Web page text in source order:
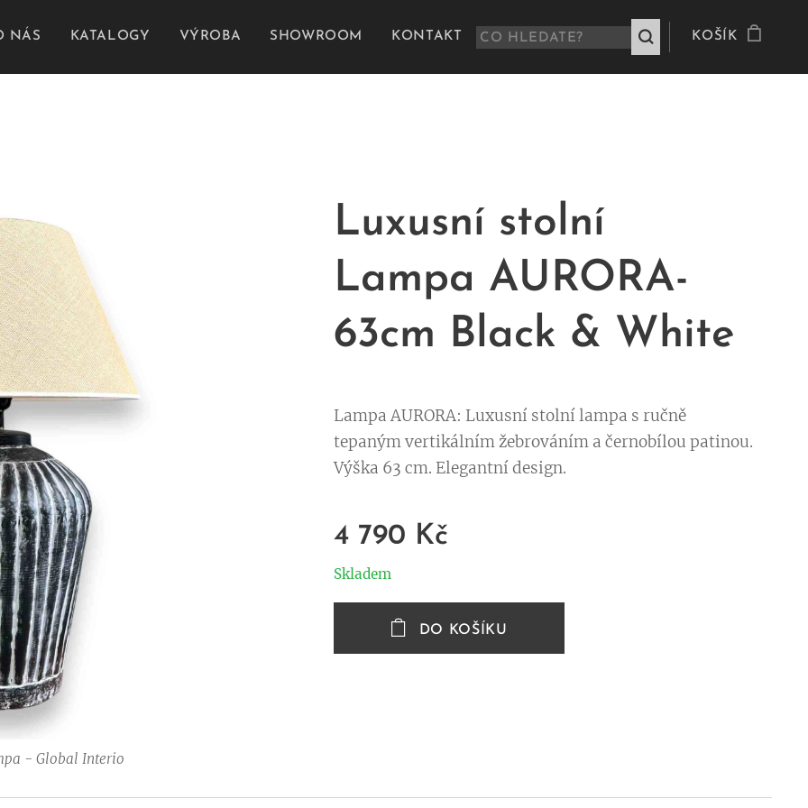
NÁS KATALOGY VÝROBA SHOWROOM KONTAKT KOŠÍK
Luxusní stolní
Lampa AURORA-
63cm Black & White
- Global Interio
- Global Interio
- Global Interio
Lampa AURORA: Luxusní stolní lampa s ručně
tepaným vertikálním žebrováním a černobílou patinou.
Výška 63 cm. Elegantní design.
4 790 Kč
Skladem
DO KOŠÍKU